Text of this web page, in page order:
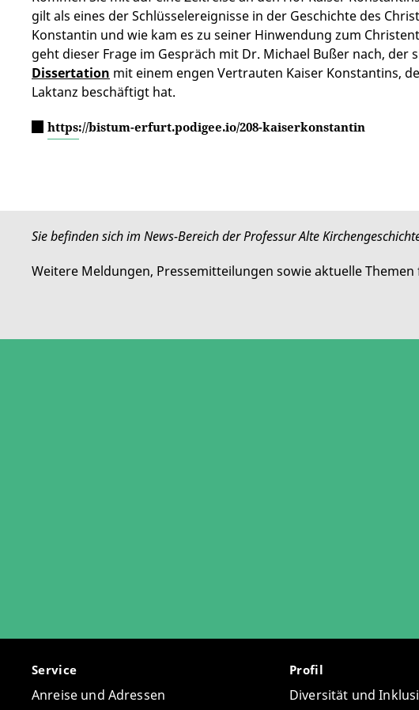
gilt als eines der Schlüsselereignisse in der Geschichte des
Konstantin und wie kam es zu seiner Hinwendung zum
geht dieser Frage im Gespräch mit Dr. Michael Bußer nach, der
Dissertation mit einem engen Vertrauten Kaiser Konstantins,
Laktanz beschäftigt hat.
https://bistum-erfurt.podigee.io/208-kaiserkonstantin
Sie befinden sich im News-Bereich der Professur Alte
Weitere Meldungen, Pressemitteilungen sowie aktuelle Themen
Service
Anreise und Adressen
Profil
Diversität und